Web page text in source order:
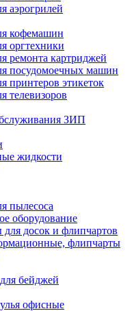
аэрогрилей
кофемашин
оргтехники
ремонта картриджей
посудомоечных машин
принтеров этикеток
телевизоров
ЗИП
жидкости
пылесоса
оборудование
для досок и флипчартов
флипчарты
бейджей
офисные